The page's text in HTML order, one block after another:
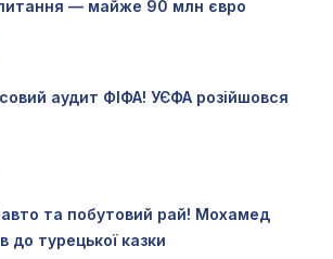
— майже 90 млн євро
аудит ФІФА! УЄФА розійшовся
авто та побутовий рай! Мохамед
до турецької казки